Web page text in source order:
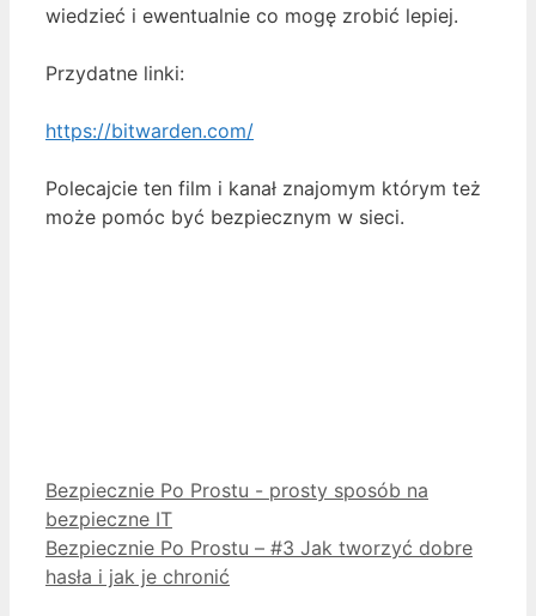
wiedzieć i ewentualnie co mogę zrobić lepiej.
Przydatne linki:
https://bitwarden.com/
Polecajcie ten film i kanał znajomym którym też
może pomóc być bezpiecznym w sieci.
Kategorie
Bezpiecznie Po Prostu - prosty sposób na
bezpieczne IT
Bezpiecznie Po Prostu – #3 Jak tworzyć dobre
hasła i jak je chronić